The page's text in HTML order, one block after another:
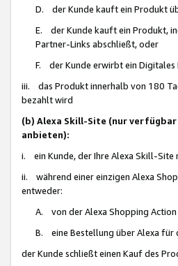
D. der Kunde kauft ein Produkt
E. der Kunde kauft ein Produkt,
Partner-Links abschließt, oder
F. der Kunde erwirbt ein Digitales
iii. das Produkt innerhalb von 180
bezahlt wird
(b) Alexa Skill-Site (nur
anbieten):
i. ein Kunde, der Ihre Alexa Skill-Site
ii. während einer einzigen Alexa
entweder:
A. von der Alexa Shopping
B. eine Bestellung über Alexa für
der Kunde schließt einen Kauf des